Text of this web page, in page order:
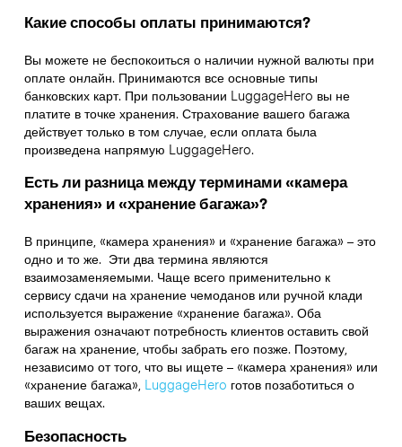
Какие способы оплаты принимаются?
Вы можете не беспокоиться о наличии нужной валюты при
оплате онлайн. Принимаются все основные типы
банковских карт. При пользовании LuggageHero вы не
платите в точке хранения. Страхование вашего багажа
действует только в том случае, если оплата была
произведена напрямую LuggageHero.
Есть ли разница между терминами «камера
хранения» и «хранение багажа»?
В принципе, «камера хранения» и «хранение багажа» – это
одно и то же. Эти два термина являются
взаимозаменяемыми. Чаще всего применительно к
сервису сдачи на хранение чемоданов или ручной клади
используется выражение «хранение багажа». Оба
выражения означают потребность клиентов оставить свой
багаж на хранение, чтобы забрать его позже. Поэтому,
независимо от того, что вы ищете – «камера хранения» или
«хранение багажа»,LuggageHero готов позаботиться о
ваших вещах.
Безопасность